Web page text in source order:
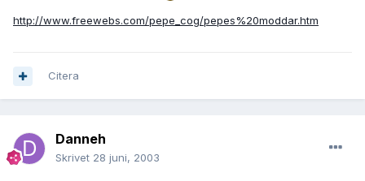
http://www.freewebs.com/pepe_cog/pepes%20moddar.htm
Citera
Danneh
Skrivet 28 juni, 2003